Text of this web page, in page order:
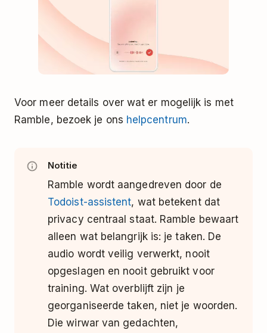
Voor meer details over wat er mogelijk is met
Ramble, bezoek je ons helpcentrum.
Notitie
Ramble wordt aangedreven door de
Todoist-assistent, wat betekent dat
privacy centraal staat. Ramble bewaart
alleen wat belangrijk is: je taken. De
audio wordt veilig verwerkt, nooit
opgeslagen en nooit gebruikt voor
training. Wat overblijft zijn je
georganiseerde taken, niet je woorden.
Die wirwar van gedachten,